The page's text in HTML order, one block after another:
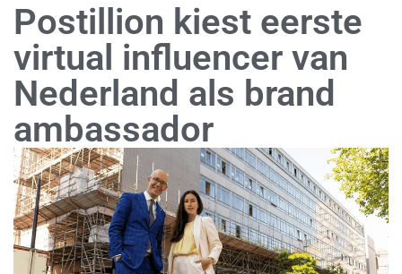
Postillion kiest eerste
virtual influencer van
Nederland als brand
ambassador